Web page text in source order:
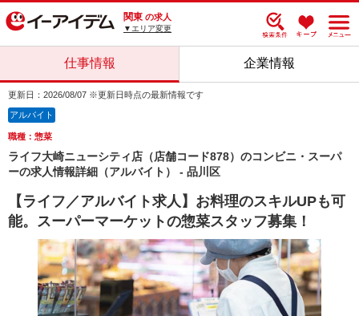
関東 の求人
▼エリア変更
仕事情報 企業情報
更新日：2026/08/07 ※更新日時点の最新情報です
アルバイト
職種：惣菜
ライフ大崎ニューシティ店（店舗コード878）のコンビニ・スーパ
ーの求人情報詳細（アルバイト） - 品川区
【ライフ／アルバイト求人】お料理のスキルUPも可
能。スーパーマーケットの惣菜スタッフ募集！